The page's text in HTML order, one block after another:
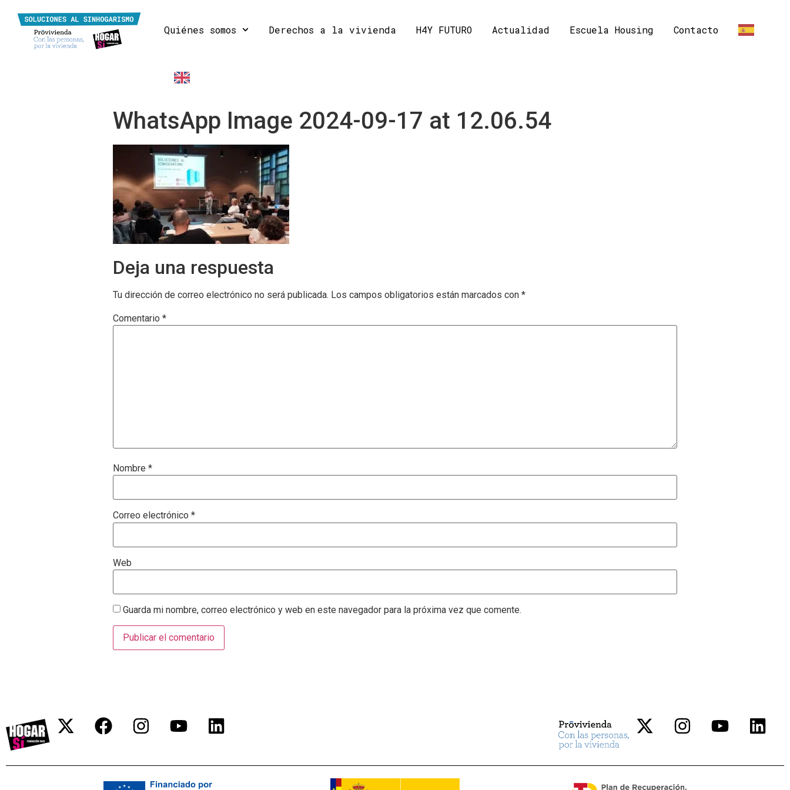
Quiénes somos Derechos a la vivienda H4Y FUTURO Actualidad Escuela Housing Contacto ES
EN
WhatsApp Image 2024-09-17 at 12.06.54
Deja una respuesta
Tu dirección de correo electrónico no será publicada. Los campos obligatorios están marcados con *
Comentario *
Nombre *
Correo electrónico *
Web
Guarda mi nombre, correo electrónico y web en este navegador para la próxima vez que comente.